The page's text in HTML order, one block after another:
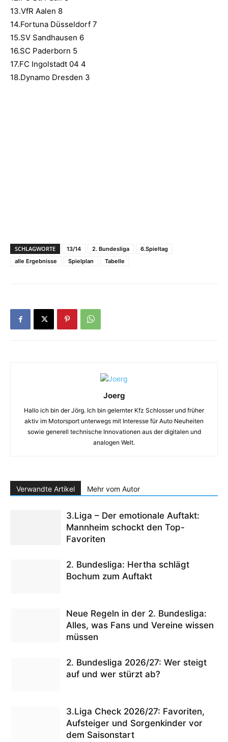
13.VfR Aalen 8
14.Fortuna Düsseldorf 7
15.SV Sandhausen 6
16.SC Paderborn 5
17.FC Ingolstadt 04 4
18.Dynamo Dresden 3
SCHLAGWORTE 13/14 2. Bundesliga
6.Spieltag
alle Ergebnisse
Spielplan Tabelle
Joerg
Hallo ich bin der Jörg. Ich bin gelernter Kfz Schlosser und früher
aktiv im Motorsport unterwegs mit Interesse für Auto Neuheiten
sowie generell technische Innovationen aus der digitalen und
analogen Welt.
Verwandte Artikel Mehr vom Autor
3.Liga – Der emotionale Auftakt:
Mannheim schockt den Top-
Favoriten
2. Bundesliga: Hertha schlägt
Bochum zum Auftakt
Neue Regeln in der 2. Bundesliga:
Alles, was Fans und Vereine wissen
müssen
2. Bundesliga 2026/27: Wer steigt
auf und wer stürzt ab?
3.Liga Check 2026/27: Favoriten,
Aufsteiger und Sorgenkinder vor
dem Saisonstart